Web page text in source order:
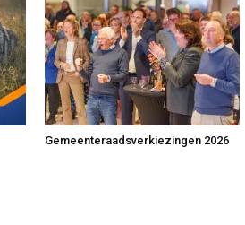
Gemeenteraadsverkiezingen 2026